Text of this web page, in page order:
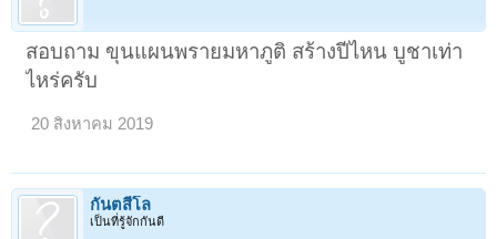
สอบถาม ขุนแผนพรายมหาภูติ สร้างปีไหน บูชาเท่า
ไหร่ครับ
20 สิงหาคม 2019
กันตสีโล
เป็นที่รู้จักกันดี